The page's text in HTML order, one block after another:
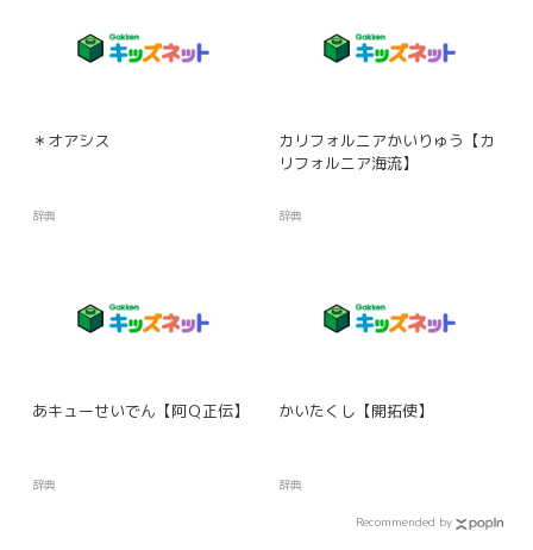
＊オアシス
辞典
カリフォルニアかいりゅう【カ
リフォルニア海流】
辞典
あキューせいでん【阿Ｑ正伝】
辞典
かいたくし【開拓使】
辞典
Recommended by